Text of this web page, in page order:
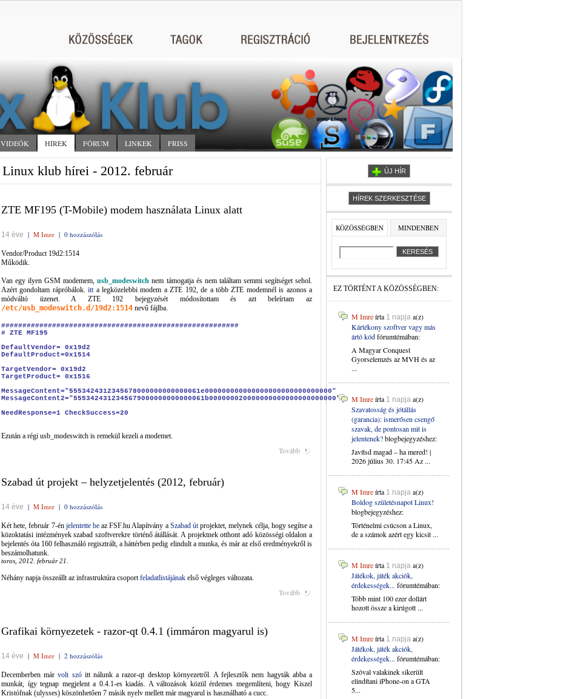
VIDEÓK HÍREK FÓRUM LINKEK FRISS
Linux klub hírei - 2012. február
ZTE MF195 (T-Mobile) modem használata Linux alatt
14 éve | M Imre | 0 hozzászólás
Vendor/Product 19d2:1514
Működik.
Van egy ilyen GSM modemem,usb_modeswitch nem támogatja és nem találtam semmi segítséget sehol.
Azért gondoltam rápróbálok.itta legközelebbi modem a ZTE 192, de a több ZTE modemnél is azonos a
módváltó üzenet. A ZTE 192 bejegyzését módosítottam és azt beleírtam az
/etc/usb_modeswitch.d/19d2:1514 nevű fájlba.
########################################################
# ZTE MF195
DefaultVendor= 0x19d2
DefaultProduct=0x1514
TargetVendor= 0x19d2
TargetProduct= 0x1516
MessageContent="5553424312345678000000000000061e000000000000000000000000000000"
MessageContent2="5553424312345679000000000000061b000000020000000000000000000000"
NeedResponse=1 CheckSuccess=20
Ezután a régi usb_modeswitch is remekül kezeli a modemet.
Tovább
Szabad út projekt – helyzetjelentés (2012, február)
14 éve | M Imre | 0 hozzászólás
Két hete, február 7-én jelentette beaz FSF.hu Alapítvány a Szabad útprojektet, melynek célja, hogy segítse a
közoktatási intézmények szabad szoftverekre történő átállását. A projektnek otthont adó közösségi oldalon a
bejelentés óta 160 felhasználó regisztrált, a háttérben pedig elindult a munka, és már az első eredményekről is
beszámolhatunk.
toros, 2012. február 21.
Néhány napja összeállt az infrastruktúra csoportfeladatlistájának első végleges változata.
Tovább
Grafikai környezetek - razor-qt 0.4.1 (immáron magyarul is)
14 éve | M Imre | 2 hozzászólás
Decemberben márvolt szóitt nálunk a razor-qt desktop környezetről. A fejlesztők nem hagyták abba a
munkát, így tegnap megjelent a 0.4.1-es kiadás. A változások közül érdemes megemlíteni, hogy Kiszel
Kristófnak (ulysses) köszönhetően 7 másik nyelv mellett már magyarul is használható a cucc.
ÚJ HÍR
HÍREK SZERKESZTÉSE
KÖZÖSSÉGBEN MINDENBEN
EZ TÖRTÉNT A KÖZÖSSÉGBEN:
M Imreírta 1 napja a(z)
Kártékony szoftver vagy más
ártó kódfórumtémában:
A Magyar Conquest
Gyorselemzés az MVH és az
...
M Imreírta 1 napja a(z)
Szavatosság és jótállás
(garancia): ismerősen csengő
szavak, de pontosan mit is
jelentenek?blogbejegyzéshez:
Javítsd magad – ha mered! |
2026 július 30. 17:45 Az ...
M Imreírta 1 napja a(z)
Boldog születésnapot Linux!
blogbejegyzéshez:
Történelmi csúcson a Linux,
de a számok azért egy kicsit ...
M Imreírta 1 napja a(z)
Játékok, játék akciók,
érdekességek... fórumtémában:
Több mint 100 ezer dollárt
hozott össze a kirúgott ...
M Imreírta 1 napja a(z)
Játékok, játék akciók,
érdekességek... fórumtémában:
Szóval valakinek sikerült
elindítani iPhone-on a GTA
5...